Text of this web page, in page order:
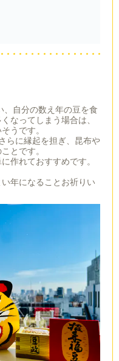
、自分の数え年の豆を食
なってしまう場合は、
うです。
らに縁起を担ぎ、昆布や
とです。
作れておすすめです。
年になることお祈りい